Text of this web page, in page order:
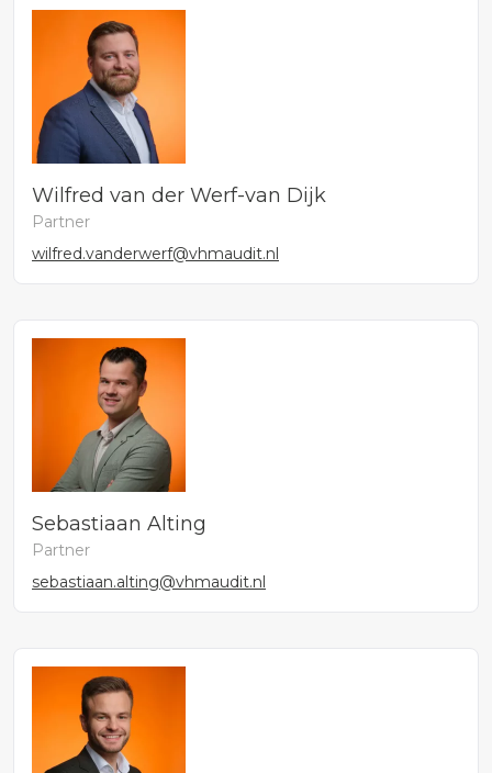
Wilfred van der Werf-van Dijk
Partner
wilfred.vanderwerf@vhmaudit.nl
Sebastiaan Alting
Partner
sebastiaan.alting@vhmaudit.nl